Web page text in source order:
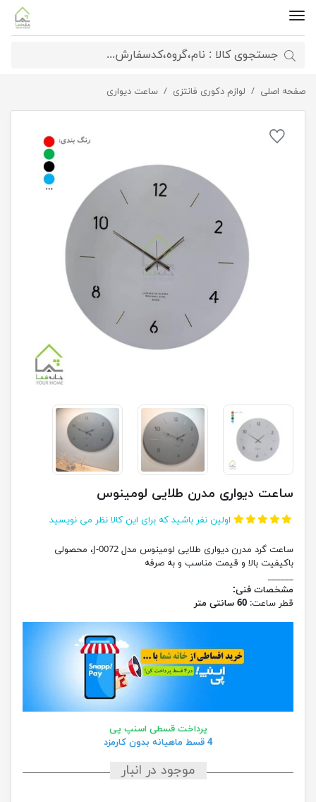
صفحه اصلی لوازم دکوری فانتزی ساعت دیواریساعت دیواری مدرن طلایی لومینوس
ساعت دیواری مدرن طلایی لومینوس
اولین نفر باشید که برای این کالا نظر می نویسید
ساعت گرد مدرن دیواری طلایی لومینوس مدل J-0072، محصولی
باکیفیت بالا و قیمت مناسب و به صرفه
______
مشخصات فنی:
قطر ساعت: 60 سانتی متر
پرداخت قسطی اسنپ پی
4 قسط ماهیانه بدون کارمزد
موجود در انبار